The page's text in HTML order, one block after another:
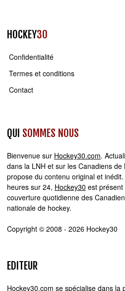
HOCKEY30
Confidentialité
Termes et conditions
Contact
QUI SOMMES NOUS
Bienvenue sur Hockey30.com.
dans la LNH et sur les Canadiens
propose du contenu original et
heures sur 24, Hockey30 est
couverture quotidienne des
nationale de hockey.
Copyright © 2008 - 2026 Hockey30
EDITEUR
Hockey30.com se spécialise dans la